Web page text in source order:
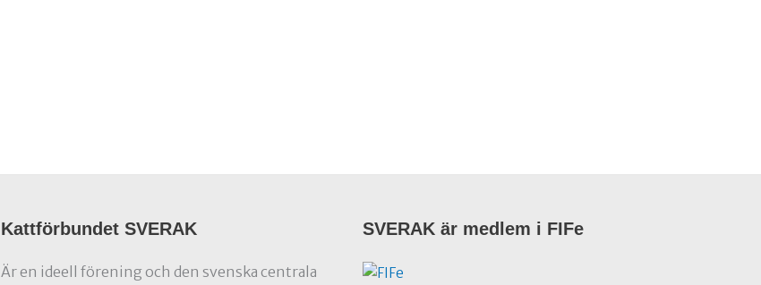
Kattförbundet SVERAK
Är en ideell förening och den svenska centrala
SVERAK är medlem i FIFe